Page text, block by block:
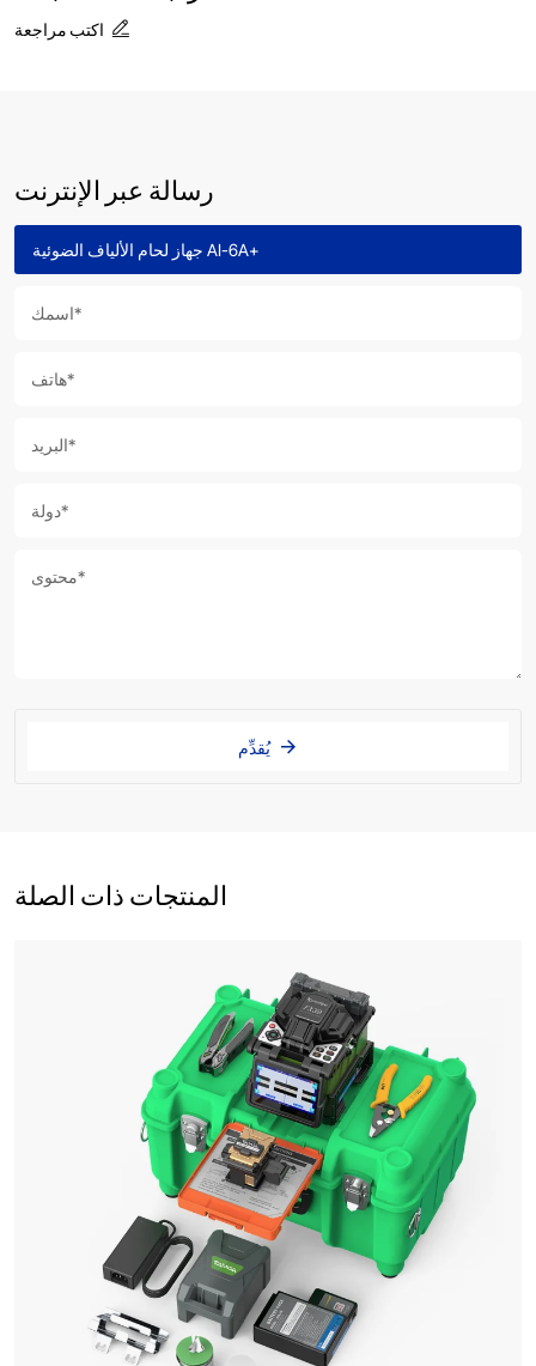
اكتب مراجعة
رسالة عبر الإنترنت
يُقدِّم
المنتجات ذات الصلة